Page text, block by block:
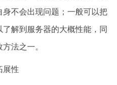
不会出现问题；一般可以把
解到服务器的大概性能，同
法之一。
展性